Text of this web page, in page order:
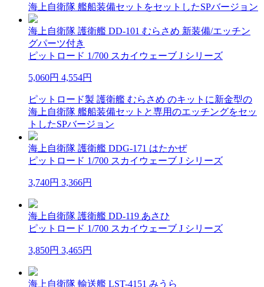
海上自衛隊 艦船装備セットをセットしたSPバージョン
海上自衛隊 護衛艦 DD-101 むらさめ 新装備/エッチン
グパーツ付き
ピットロード 1/700 スカイウェーブ J シリーズ
5,060円 4,554円
ピットロード製 護衛艦 むらさめ のキットに新金型の
海上自衛隊 艦船装備セットと専用のエッチングをセッ
トしたSPバージョン
海上自衛隊 護衛艦 DDG-171 はたかぜ
ピットロード 1/700 スカイウェーブ J シリーズ
3,740円 3,366円
海上自衛隊 護衛艦 DD-119 あさひ
ピットロード 1/700 スカイウェーブ J シリーズ
3,850円 3,465円
海上自衛隊 輸送艦 LST-4151 みうら